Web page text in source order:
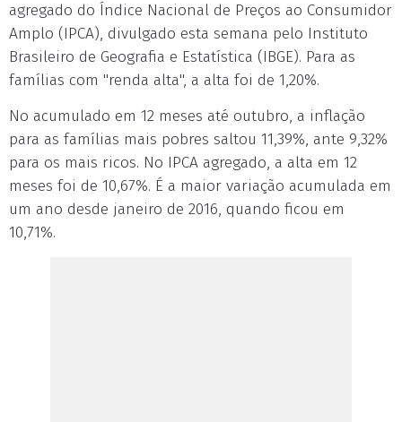
agregado do Índice Nacional de Preços ao Consumidor
Amplo (IPCA), divulgado esta semana pelo Instituto
Brasileiro de Geografia e Estatística (IBGE). Para as
famílias com "renda alta", a alta foi de 1,20%.
No acumulado em 12 meses até outubro, a inflação
para as famílias mais pobres saltou 11,39%, ante 9,32%
para os mais ricos. No IPCA agregado, a alta em 12
meses foi de 10,67%. É a maior variação acumulada em
um ano desde janeiro de 2016, quando ficou em
10,71%.